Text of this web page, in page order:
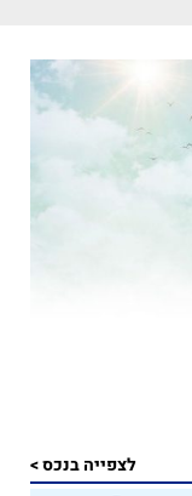
לצפייה בנכס >